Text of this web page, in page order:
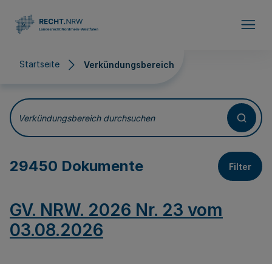
Startseite Verkündungsbereich
Verkündungsbereich
Verkündungsbereich durchsuchen
29450 Dokumente Filter
GV. NRW. 2026 Nr. 23 vom
03.08.2026